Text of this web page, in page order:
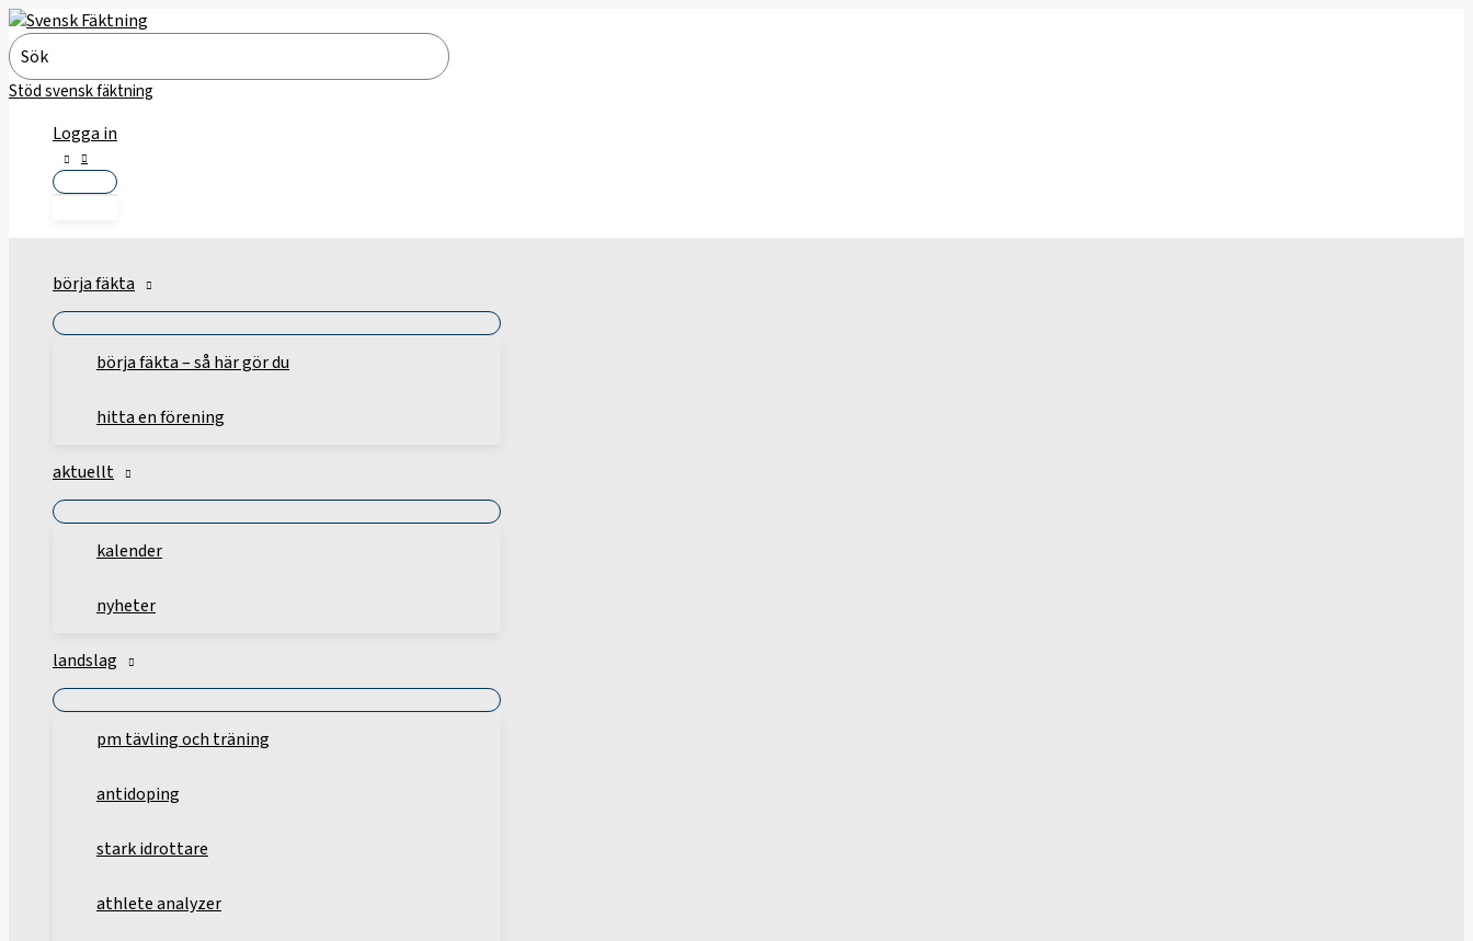
Hoppa
till
innehåll
Search
for:
Stöd svensk fäktning
Logga in
börja fäkta
börja fäkta – så här gör du
hitta en förening
aktuellt
kalender
nyheter
landslag
pm tävling och träning
antidoping
stark idrottare
athlete analyzer